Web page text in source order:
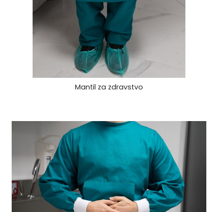
Mantil za zdravstvo